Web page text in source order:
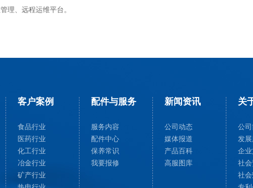
理、远程运维平台。
客户案例
食品行业
医药行业
化工行业
冶金行业
矿产行业
配件与服务
服务内容
配件中心
保养常识
我要报修
新闻资讯
公司动态
媒体报道
产品百科
高服图库
关
公
发
企
社
社